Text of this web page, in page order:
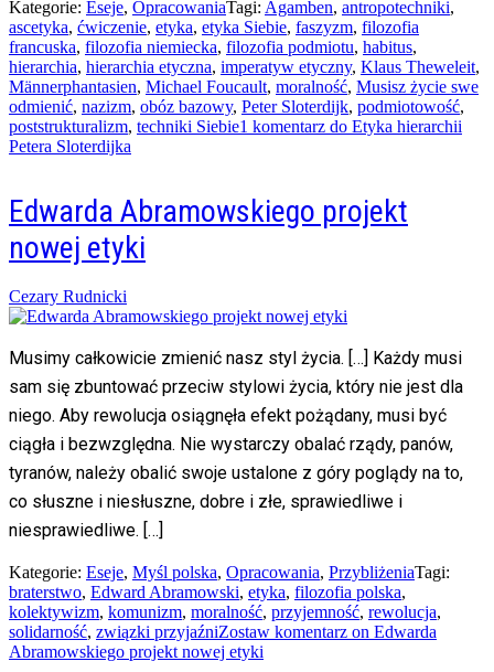
Kategorie: Eseje, OpracowaniaTagi: Agamben, antropotechniki,
ascetyka, ćwiczenie, etyka, etyka Siebie, faszyzm, filozofia
francuska, filozofia niemiecka, filozofia podmiotu, habitus,
hierarchia, hierarchia etyczna, imperatyw etyczny, Klaus Theweleit,
Männerphantasien, Michael Foucault, moralność, Musisz życie swe
odmienić, nazizm, obóz bazowy, Peter Sloterdijk, podmiotowość,
poststrukturalizm, techniki Siebie1 komentarz do Etyka hierarchii
Petera Sloterdijka
Edwarda Abramowskiego projekt
nowej etyki
Posted
on
Cezary Rudnicki
Musimy całkowicie zmienić nasz styl życia. […] Każdy musi
sam się zbuntować przeciw stylowi życia, który nie jest dla
niego. Aby rewolucja osiągnęła efekt pożądany, musi być
ciągła i bezwzględna. Nie wystarczy obalać rządy, panów,
tyranów, należy obalić swoje ustalone z góry poglądy na to,
co słuszne i niesłuszne, dobre i złe, sprawiedliwe i
niesprawiedliwe. […]
Kategorie: Eseje, Myśl polska, Opracowania, PrzybliżeniaTagi:
braterstwo, Edward Abramowski, etyka, filozofia polska,
kolektywizm, komunizm, moralność, przyjemność, rewolucja,
solidarność, związki przyjaźniZostaw komentarz on Edwarda
Abramowskiego projekt nowej etyki